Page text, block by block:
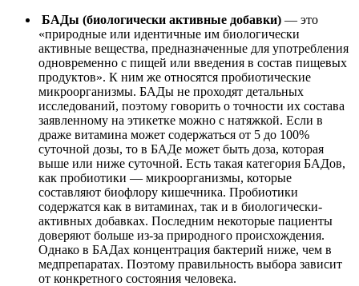
БАДы (биологически активные добавки) — это
«природные или идентичные им биологически
активные вещества, предназначенные для употребления
одновременно с пищей или введения в состав пищевых
продуктов». К ним же относятся пробиотические
микроорганизмы. БАДы не проходят детальных
исследований, поэтому говорить о точности их состава
заявленному на этикетке можно с натяжкой. Если в
драже витамина может содержаться от 5 до 100%
суточной дозы, то в БАДе может быть доза, которая
выше или ниже суточной. Есть такая категория БАДов,
как пробиотики — микроорганизмы, которые
составляют биофлору кишечника. Пробиотики
содержатся как в витаминах, так и в биологически-
активных добавках. Последним некоторые пациенты
доверяют больше из-за природного происхождения.
Однако в БАДах концентрация бактерий ниже, чем в
медпрепаратах. Поэтому правильность выбора зависит
от конкретного состояния человека.